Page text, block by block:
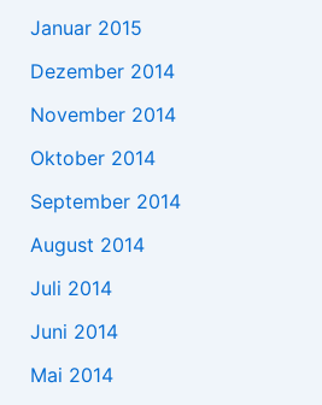
Januar 2015
Dezember 2014
November 2014
Oktober 2014
September 2014
August 2014
Juli 2014
Juni 2014
Mai 2014